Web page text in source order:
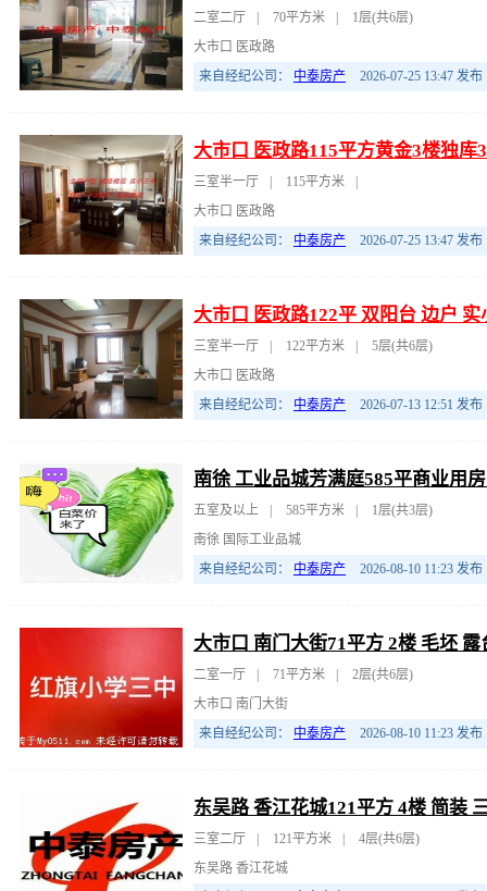
二室二厅 70平方米
1层(共6层)
大市口 医政路
来自经纪公司： 中泰房产 2026-07-25 13:47 发布
大市口 医政路115平方黄金3楼独
三室半一厅 115平方米
大市口 医政路
来自经纪公司： 中泰房产 2026-07-25 13:47 发布
大市口 医政路122平 双阳台 边户
三室半一厅 122平方米
5层(共6层)
大市口 医政路
来自经纪公司： 中泰房产 2026-07-13 12:51 发布
南徐 工业品城芳满庭585平商业用
五室及以上 585平方米
1层(共3层)
南徐 国际工业品城
来自经纪公司： 中泰房产 2026-08-10 11:23 发布
大市口 南门大街71平方 2楼 毛坯
二室一厅 71平方米
2层(共6层)
大市口 南门大街
来自经纪公司： 中泰房产 2026-08-10 11:23 发布
东吴路 香江花城121平方 4楼 简装
三室二厅 121平方米
4层(共6层)
东吴路 香江花城